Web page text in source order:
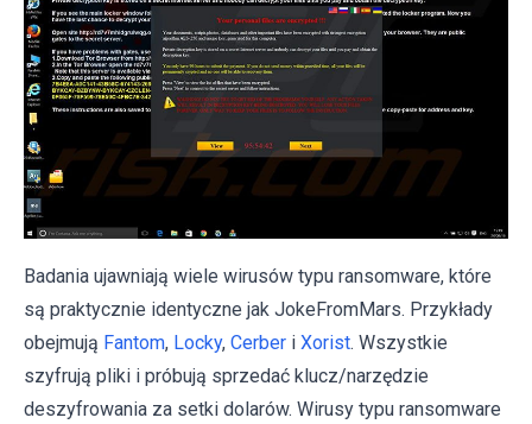
Badania ujawniają wiele wirusów typu ransomware, które
są praktycznie identyczne jak JokeFromMars. Przykłady
obejmują Fantom, Locky, Cerber i Xorist. Wszystkie
szyfrują pliki i próbują sprzedać klucz/narzędzie
deszyfrowania za setki dolarów. Wirusy typu ransomware